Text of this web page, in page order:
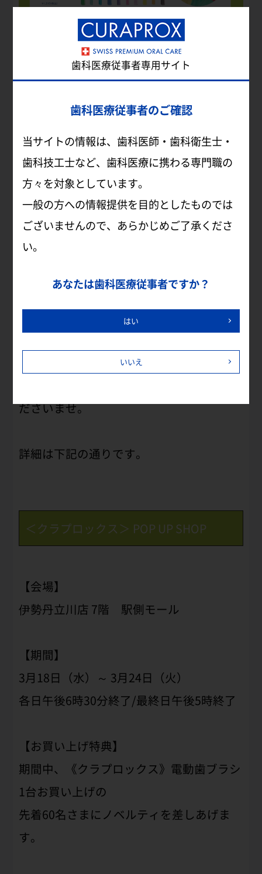
日頃よりクラプロックス製品をご愛顧いた
だき誠にありがとうございます。
このたび、伊勢丹立川店にてPOP UP
SHOPを開催させていただくこととなりま
した。
クラプロックス電動歯ブラシ1台お買い上
歯科衛生士も常駐いたしますので
ださいませ。
詳細は下記の通りです。
＜クラプロックス＞ POP UP SHOP
【会場】
伊勢丹立川店 7階 駅側モール
【期間】
3月18日（水）～ 3月24日（火）
各日午後6時30分終了/最終日午後5時終了
【お買い上げ特典】
期間中、《クラプロックス》電動歯ブラシ
1台お買い上げの
先着60名さまにノベルティを差しあげま
す。
歯科医療従事者専用サイト
歯科医療従事者のご確認
当サイトの情報は、歯科医師・歯科衛生士・
歯科技工士など、歯科医療に携わる専門職の
方々を対象としています。
一般の方への情報提供を目的としたものでは
ございませんので、あらかじめご了承くださ
い。
あなたは歯科医療従事者ですか？
はい
いいえ